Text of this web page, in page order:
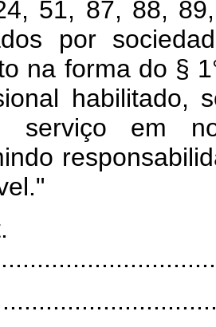
51, 87, 88,
por
na forma do §
habilitado,
serviço em